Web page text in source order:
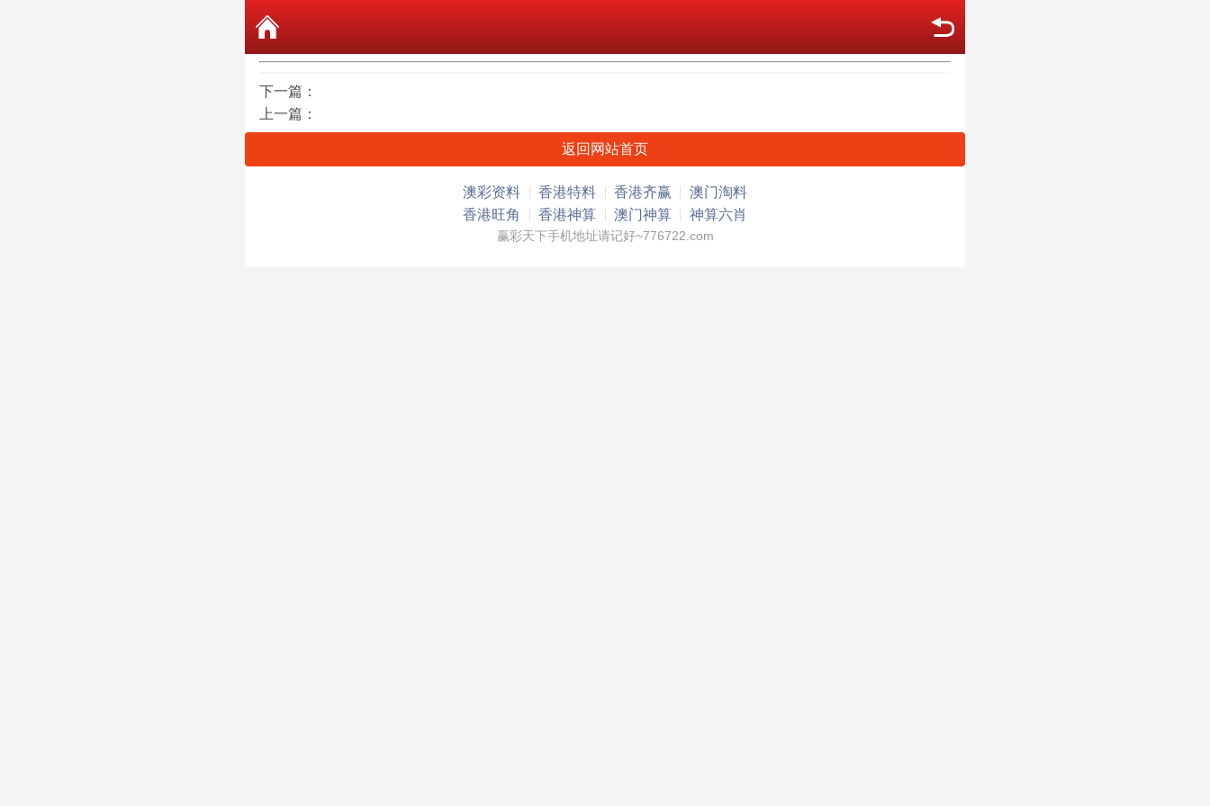
下一篇：
上一篇：
返回网站首页
澳彩资料 香港特料 香港齐赢
澳门淘料
香港旺角
香港神算 澳门神算 神算六肖
赢彩天下手机地址请记好~776722.com